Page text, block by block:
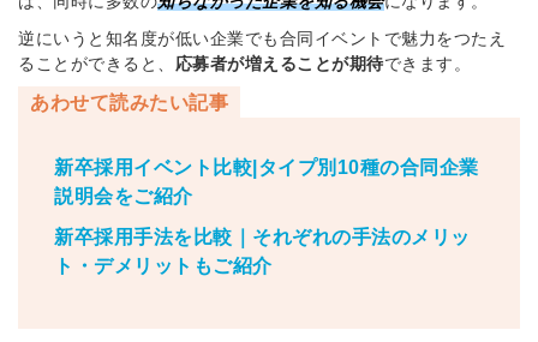
逆にいうと知名度が低い企業でも合同イベントで魅力をつたえ
ることができると、 応募者が増えることが期待できます。
あわせて読みたい記事
新卒採用イベント比較|タイプ別10種の合同企業
説明会をご紹介
新卒採用手法を比較｜それぞれの手法のメリッ
ト・デメリットもご紹介